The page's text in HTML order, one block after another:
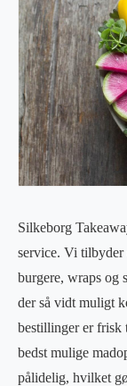
Silkeborg
service. Vi tilbyder
burgere, wraps og
der så vidt muligt
bestillinger er frisk
bedst mulige
pålidelig, hvilket